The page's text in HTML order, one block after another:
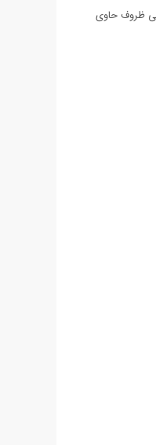
ظروف حاوی